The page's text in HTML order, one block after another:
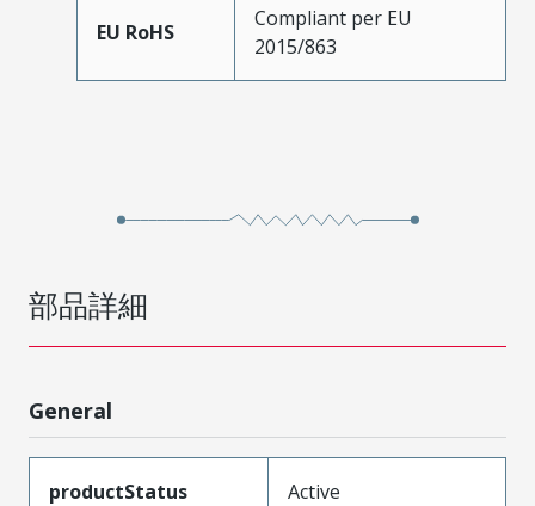
EU RoHS
Compliant per EU
2015/863
部品詳細
General
productStatus Active